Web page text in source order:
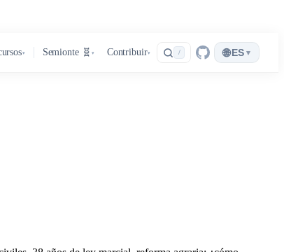
▾ Semionte 🧬 ▾ Contribuir▾ / 🌐 ES ▾